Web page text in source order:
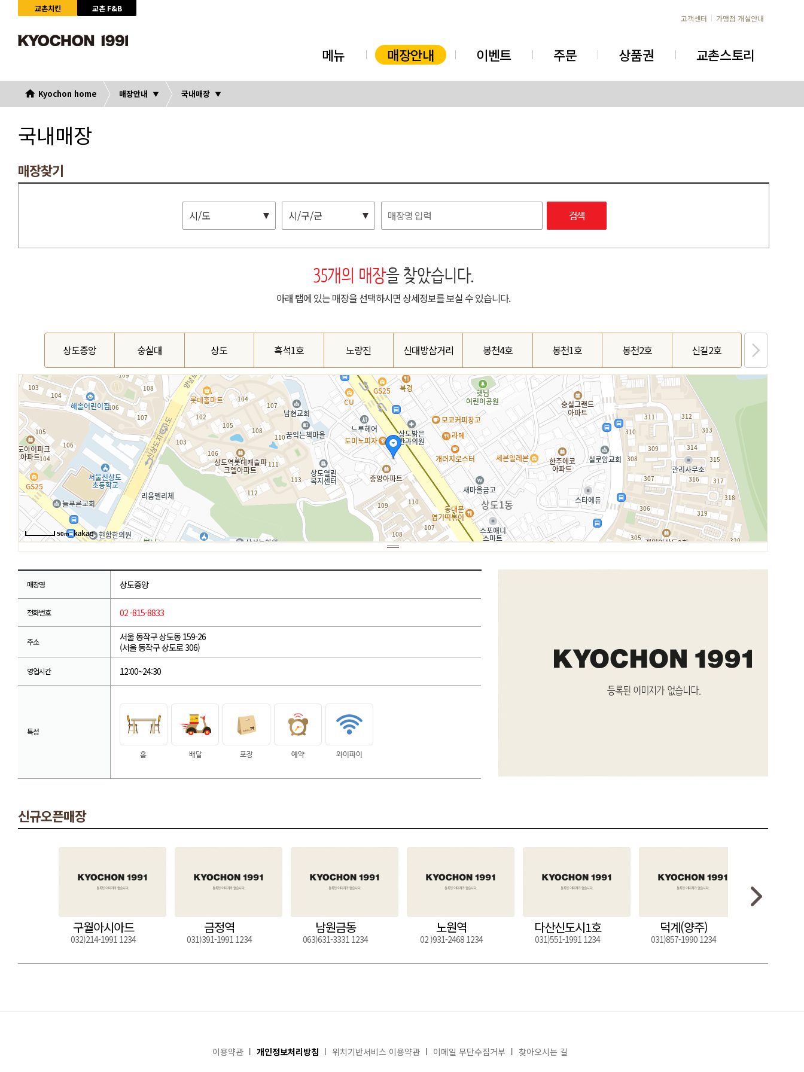
교촌치킨
교촌 F&B
고객센터
가맹점 개설안내
메뉴 매장안내 이벤트 주문 상품권 교촌스토리
Kyochon home 매장안내 국내매장
국내매장
매장찾기
시/도 시/구/군 검색
35개의 매장을 찾았습니다.
아래 탭에 있는 매장을 선택하시면 상세정보를 보실 수 있습니다.
상도중앙 숭실대 상도 흑석1호 노량진 신대방삼거리 봉천4호 봉천1호 봉천2호 신길2호
50m
매장명 상도중앙
전화번호 02 -815-8833
주소
서울 동작구 상도동 159-26
(서울 동작구 상도로 306)
영업시간 12:00~24:30
특성
신규오픈매장
구월아시아드
032)214-1991 1234
금정역
031)391-1991 1234
남원금동
063)631-3331 1234
노원역
02 )931-2468 1234
다산신도시1호
031)551-1991 1234
덕계(양주)
031)857-1990 1234
이용약관 개인정보처리방침 위치기반서비스 이용약관 이메일 무단수집거부 찾아오시는 길